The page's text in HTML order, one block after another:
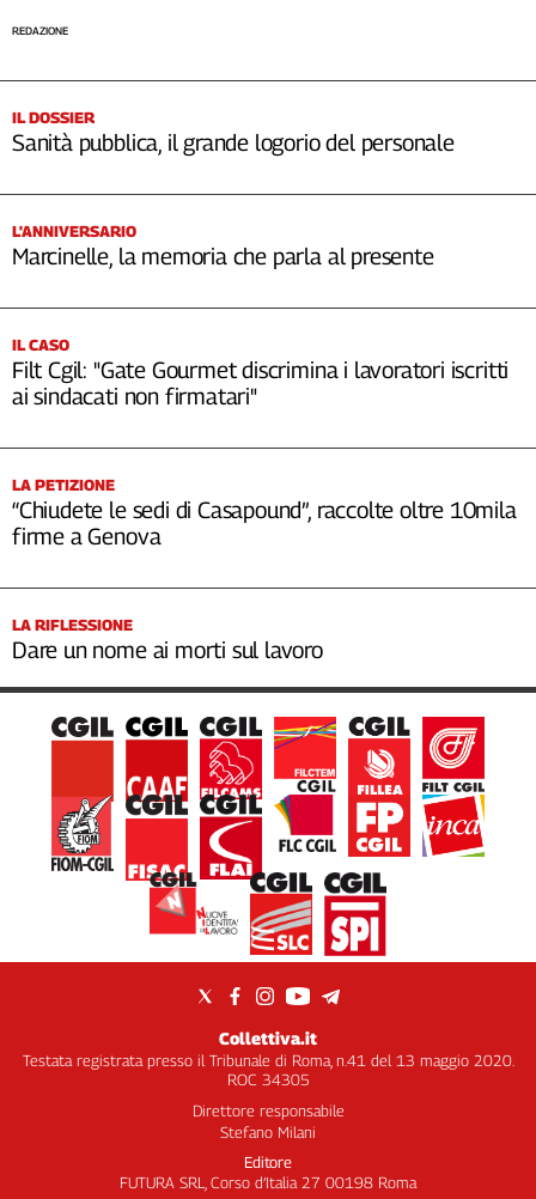
REDAZIONE
IL DOSSIER
Sanità pubblica, il grande logorio del personale
L'ANNIVERSARIO
Marcinelle, la memoria che parla al presente
IL CASO
Filt Cgil: "Gate Gourmet discrimina i lavoratori iscritti
ai sindacati non firmatari"
LA PETIZIONE
“Chiudete le sedi di Casapound”, raccolte oltre 10mila
firme a Genova
LA RIFLESSIONE
Dare un nome ai morti sul lavoro
Collettiva.it
Testata registrata presso il Tribunale di Roma, n.41 del 13 maggio 2020.
ROC 34305
Direttore responsabile
Stefano Milani
Editore
FUTURA SRL, Corso d’Italia 27 00198 Roma